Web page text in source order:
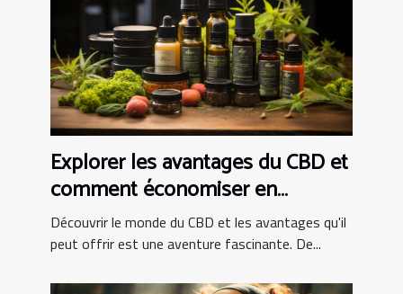
Explorer les avantages du CBD et
comment économiser en
achetant en ligne
Découvrir le monde du CBD et les avantages qu'il
peut offrir est une aventure fascinante. De...